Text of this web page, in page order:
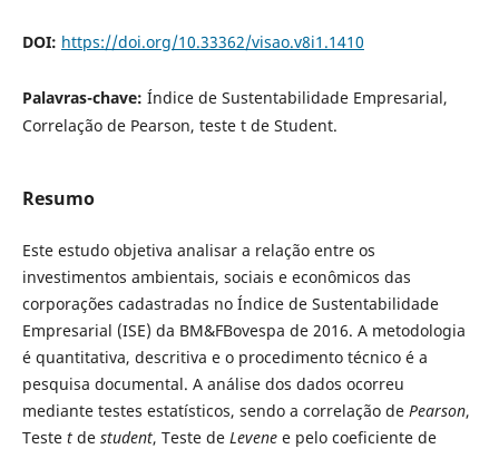
DOI: https://doi.org/10.33362/visao.v8i1.1410
Palavras-chave: Índice de Sustentabilidade Empresarial,
Correlação de Pearson, teste t de Student.
Resumo
Este estudo objetiva analisar a relação entre os
investimentos ambientais, sociais e econômicos das
corporações cadastradas no Índice de Sustentabilidade
Empresarial (ISE) da BM&FBovespa de 2016. A metodologia
é quantitativa, descritiva e o procedimento técnico é a
pesquisa documental. A análise dos dados ocorreu
mediante testes estatísticos, sendo a correlação de Pearson,
Teste tde student, Teste de Levene e pelo coeficiente de